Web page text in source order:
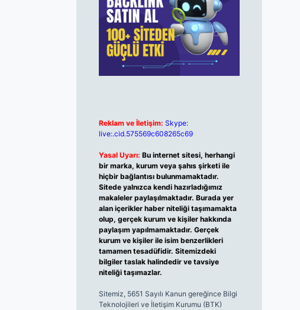
Reklam ve İletişim: Skype:
live:.cid.575569c608265c69
Yasal Uyarı: Bu internet sitesi, herhangi
bir marka, kurum veya şahıs şirketi ile
hiçbir bağlantısı bulunmamaktadır.
Sitede yalnızca kendi hazırladığımız
makaleler paylaşılmaktadır. Burada yer
alan içerikler haber niteliği taşımamakta
olup, gerçek kurum ve kişiler hakkında
paylaşım yapılmamaktadır. Gerçek
kurum ve kişiler ile isim benzerlikleri
tamamen tesadüfidir. Sitemizdeki
bilgiler taslak halindedir ve tavsiye
niteliği taşımazlar.
Sitemiz, 5651 Sayılı Kanun gereğince Bilgi
Teknolojileri ve İletişim Kurumu (BTK)